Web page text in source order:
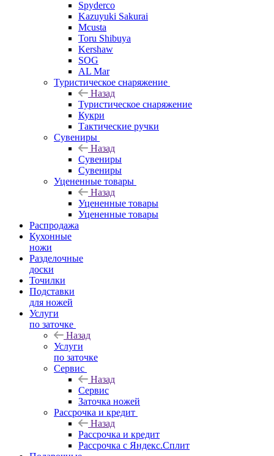
Spyderco
Kazuyuki Sakurai
Mcusta
Toru Shibuya
Kershaw
SOG
AL Mar
Туристическое снаряжение
Назад
Туристическое снаряжение
Кукри
Тактические ручки
Сувениры
Назад
Сувениры
Сувениры
Уцененные товары
Назад
Уцененные товары
Уцененные товары
Распродажа
Кухонные
ножи
Разделочные
доски
Точилки
Подставки
для ножей
Услуги
по заточке
Назад
Услуги
по заточке
Сервис
Назад
Сервис
Заточка ножей
Рассрочка и кредит
Назад
Рассрочка и кредит
Рассрочка с Яндекс.Сплит